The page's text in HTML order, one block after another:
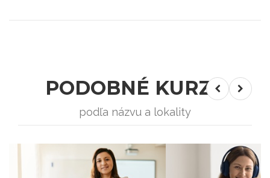
PODOBNÉ KURZY
podľa názvu a lokality